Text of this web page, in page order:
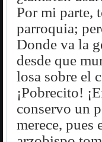
Por mi parte,
parroquia;
Donde va la
desde que
losa sobre el
¡Pobrecito!
conservo un
merece, pues